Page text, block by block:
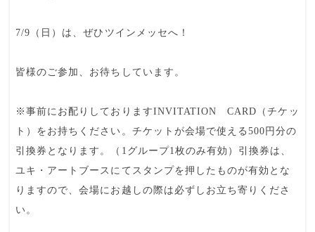
7/9（日）は、ぜひツインメッセへ！
皆様のご参加、お待ちしています。
※事前にお配りしておりますINVITATION CARD（チケッ
ト）をお持ちください。チケットが会場で使える500円分の
引換券となります。（1グループ1枚のみ有効）引換券は、
ユキ・アートブースにてスタンプを押したものが有効とな
りますので、会場にお越しの際は必ずしお立ち寄りくださ
い。